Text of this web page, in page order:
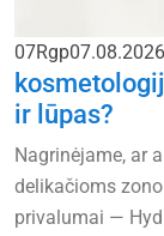
07Rgp07.08.2026
ir lūpas?
Nagrinėjame, ar
delikačioms
privalumai —